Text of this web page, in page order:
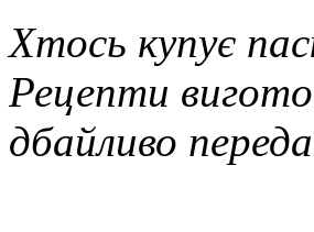
Хтось купує
Рецепти
дбайливо